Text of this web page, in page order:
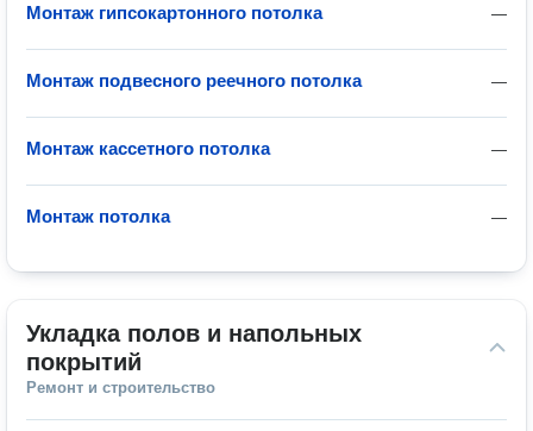
—
Монтаж гипсокартонного потолка
—
Монтаж подвесного реечного потолка
—
Монтаж кассетного потолка
—
Монтаж потолка
Укладка полов и напольных
покрытий
Ремонт и строительство